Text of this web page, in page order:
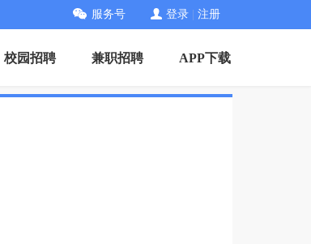
服务号 登录 注册
校园招聘 兼职招聘 APP下载